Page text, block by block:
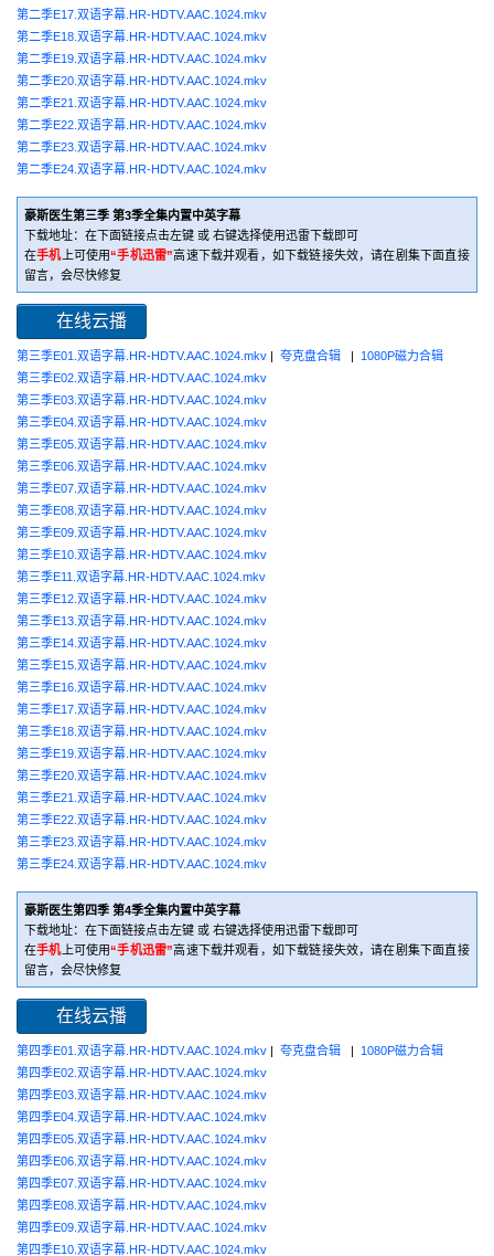
第二季E17.双语字幕.HR-HDTV.AAC.1024.mkv
第二季E18.双语字幕.HR-HDTV.AAC.1024.mkv
第二季E19.双语字幕.HR-HDTV.AAC.1024.mkv
第二季E20.双语字幕.HR-HDTV.AAC.1024.mkv
第二季E21.双语字幕.HR-HDTV.AAC.1024.mkv
第二季E22.双语字幕.HR-HDTV.AAC.1024.mkv
第二季E23.双语字幕.HR-HDTV.AAC.1024.mkv
第二季E24.双语字幕.HR-HDTV.AAC.1024.mkv
豪斯医生第三季 第3季全集内置中英字幕
下载地址：在下面链接点击左键 或 右键选择使用迅雷下载即可
在手机上可使用“手机迅雷”高速下载并观看，如下载链接失效，请在剧集下面直接
留言，会尽快修复
在线云播
第三季E01.双语字幕.HR-HDTV.AAC.1024.mkv | 夸克盘合辑 | 1080P磁力合辑
第三季E02.双语字幕.HR-HDTV.AAC.1024.mkv
第三季E03.双语字幕.HR-HDTV.AAC.1024.mkv
第三季E04.双语字幕.HR-HDTV.AAC.1024.mkv
第三季E05.双语字幕.HR-HDTV.AAC.1024.mkv
第三季E06.双语字幕.HR-HDTV.AAC.1024.mkv
第三季E07.双语字幕.HR-HDTV.AAC.1024.mkv
第三季E08.双语字幕.HR-HDTV.AAC.1024.mkv
第三季E09.双语字幕.HR-HDTV.AAC.1024.mkv
第三季E10.双语字幕.HR-HDTV.AAC.1024.mkv
第三季E11.双语字幕.HR-HDTV.AAC.1024.mkv
第三季E12.双语字幕.HR-HDTV.AAC.1024.mkv
第三季E13.双语字幕.HR-HDTV.AAC.1024.mkv
第三季E14.双语字幕.HR-HDTV.AAC.1024.mkv
第三季E15.双语字幕.HR-HDTV.AAC.1024.mkv
第三季E16.双语字幕.HR-HDTV.AAC.1024.mkv
第三季E17.双语字幕.HR-HDTV.AAC.1024.mkv
第三季E18.双语字幕.HR-HDTV.AAC.1024.mkv
第三季E19.双语字幕.HR-HDTV.AAC.1024.mkv
第三季E20.双语字幕.HR-HDTV.AAC.1024.mkv
第三季E21.双语字幕.HR-HDTV.AAC.1024.mkv
第三季E22.双语字幕.HR-HDTV.AAC.1024.mkv
第三季E23.双语字幕.HR-HDTV.AAC.1024.mkv
第三季E24.双语字幕.HR-HDTV.AAC.1024.mkv
豪斯医生第四季 第4季全集内置中英字幕
下载地址：在下面链接点击左键 或 右键选择使用迅雷下载即可
在手机上可使用“手机迅雷”高速下载并观看，如下载链接失效，请在剧集下面直接
留言，会尽快修复
在线云播
第四季E01.双语字幕.HR-HDTV.AAC.1024.mkv | 夸克盘合辑 | 1080P磁力合辑
第四季E02.双语字幕.HR-HDTV.AAC.1024.mkv
第四季E03.双语字幕.HR-HDTV.AAC.1024.mkv
第四季E04.双语字幕.HR-HDTV.AAC.1024.mkv
第四季E05.双语字幕.HR-HDTV.AAC.1024.mkv
第四季E06.双语字幕.HR-HDTV.AAC.1024.mkv
第四季E07.双语字幕.HR-HDTV.AAC.1024.mkv
第四季E08.双语字幕.HR-HDTV.AAC.1024.mkv
第四季E09.双语字幕.HR-HDTV.AAC.1024.mkv
第四季E10.双语字幕.HR-HDTV.AAC.1024.mkv